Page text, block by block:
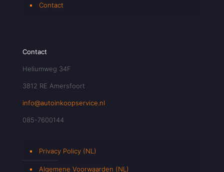
Contact
Contact
Heliumweg 34F
3812 RE Amersfoort
info@autoinkoopservice.nl
085-7600144
Privacy Policy (NL)
Algemene Voorwaarden (NL)